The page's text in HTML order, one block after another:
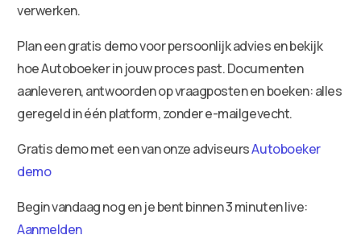
verwerken.
Plan een gratis demo voor persoonlijk advies en bekijk
hoe Autoboeker in jouw proces past. Documenten
aanleveren, antwoorden op vraagposten en boeken: alles
geregeld in één platform, zonder e-mailgevecht.
Gratis demo met een van onze adviseursAutoboeker
demo
Begin vandaag nog en je bent binnen 3 minuten live:
Aanmelden